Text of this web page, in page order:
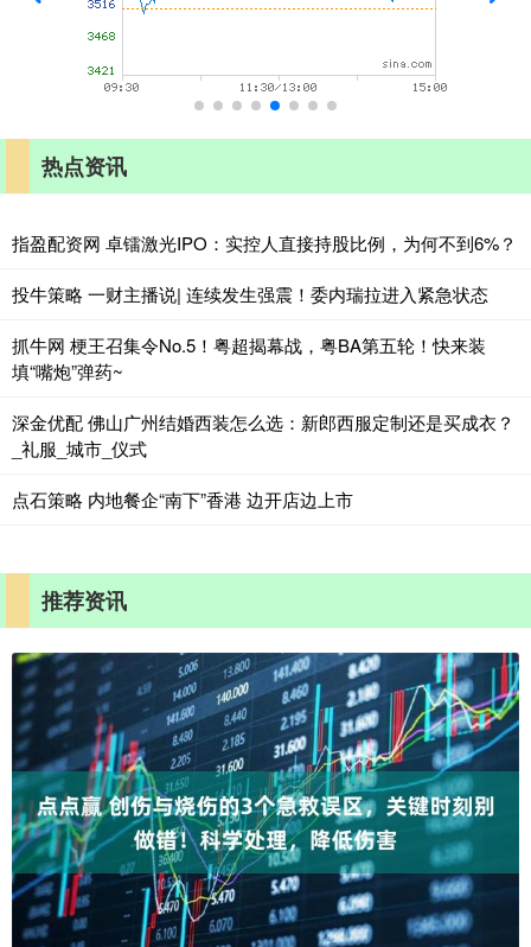
热点资讯
指盈配资网 卓镭激光IPO：实控人直接持股比例，为何不到6%？
投牛策略 一财主播说| 连续发生强震！委内瑞拉进入紧急状态
抓牛网 梗王召集令No.5！粤超揭幕战，粤BA第五轮！快来装
填“嘴炮”弹药~
深金优配 佛山广州结婚西装怎么选：新郎西服定制还是买成衣？
_礼服_城市_仪式
点石策略 内地餐企“南下”香港 边开店边上市
推荐资讯